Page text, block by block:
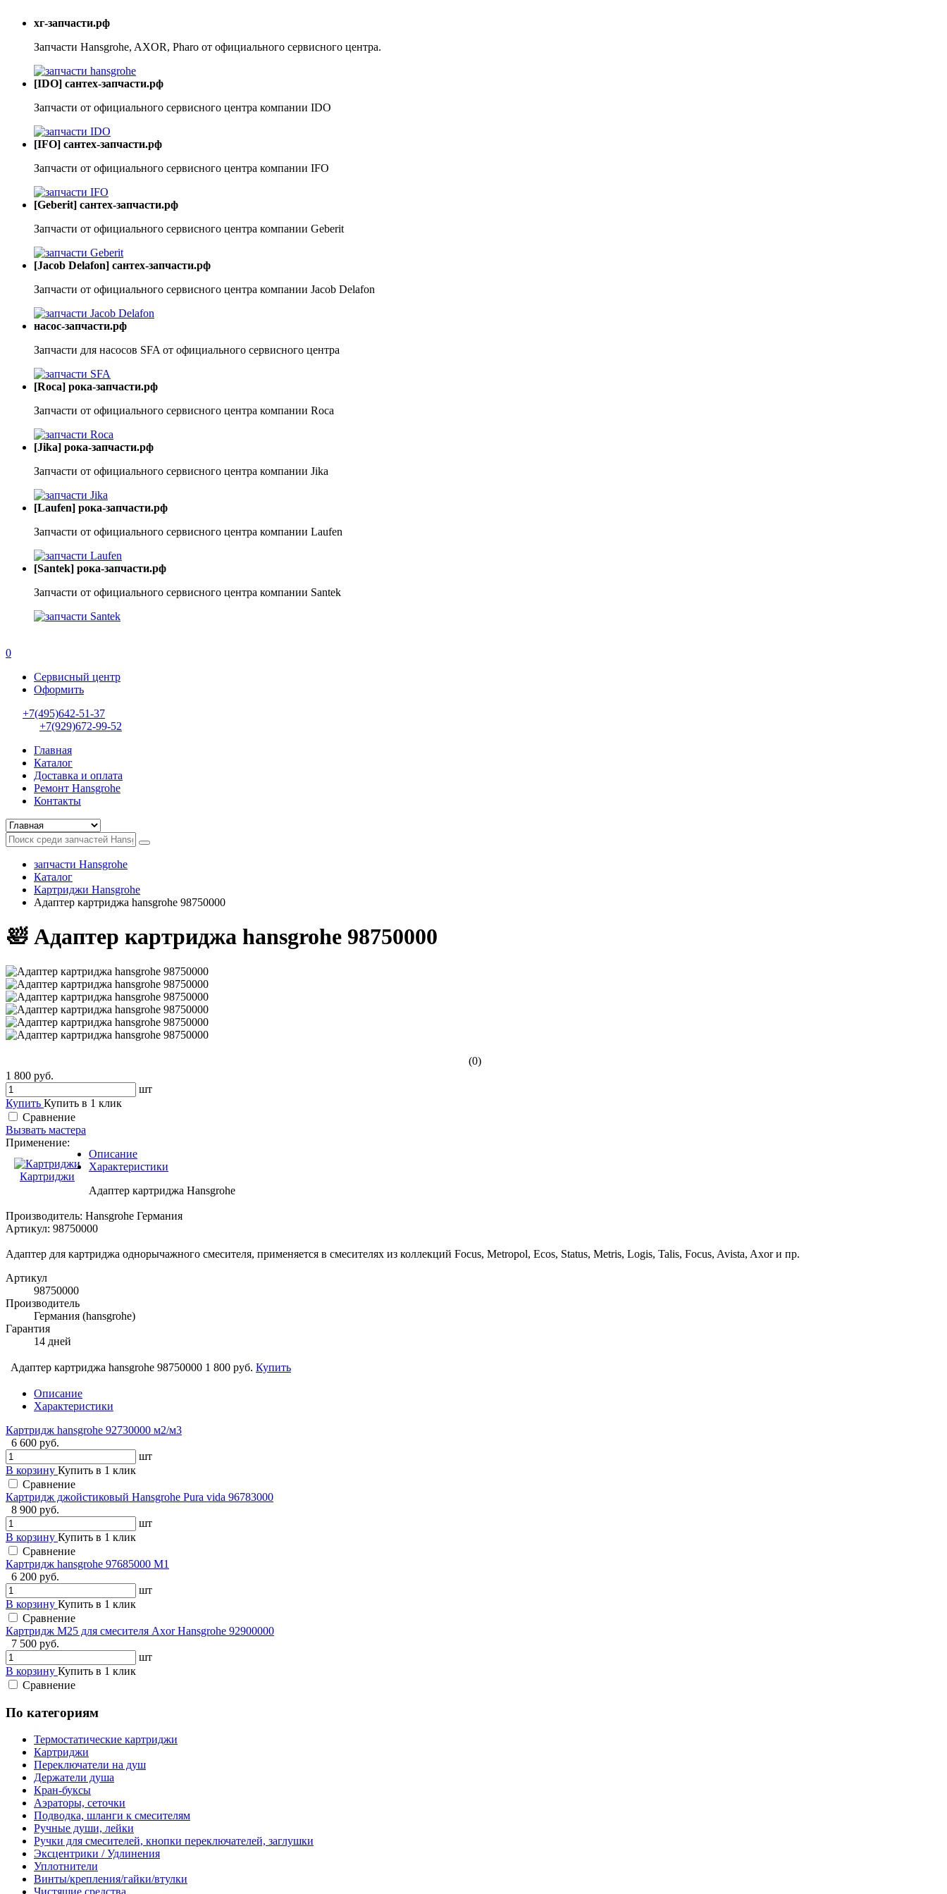
хг-запчасти.рф
Запчасти Hansgrohe, AXOR, Pharo от официального сервисного центра.
[IDO] сантех-запчасти.рф
Запчасти от официального сервисного центра компании IDO
[IFO] сантех-запчасти.рф
Запчасти от официального сервисного центра компании IFO
[Geberit] сантех-запчасти.рф
Запчасти от официального сервисного центра компании Geberit
[Jacob Delafon] сантех-запчасти.рф
Запчасти от официального сервисного центра компании Jacob Delafon
насос-запчасти.рф
Запчасти для насосов SFA от официального сервисного центра
[Roca] рока-запчасти.рф
Запчасти от официального сервисного центра компании Roca
[Jika] рока-запчасти.рф
Запчасти от официального сервисного центра компании Jika
[Laufen] рока-запчасти.рф
Запчасти от официального сервисного центра компании Laufen
[Santek] рока-запчасти.рф
Запчасти от официального сервисного центра компании Santek
0
Сервисный центр
Оформить
+7(495)642-51-37
+7(929)672-99-52
Главная
Каталог
Доставка и оплата
Ремонт Hansgrohe
Контакты
запчасти Hansgrohe
Каталог
Картриджи Hansgrohe
Адаптер картриджа hansgrohe 98750000
🛀 Адаптер картриджа hansgrohe 98750000
(0)
1 800 руб.
шт
Купить Купить в 1 клик
Сравнение
Вызвать мастера
Применение:
Картриджи
Описание
Характеристики
Адаптер картриджа Hansgrohe
Производитель: Hansgrohe Германия
Артикул: 98750000
Адаптер для картриджа однорычажного смесителя, применяется в смесителях из коллекций Focus, Metropol, Ecos, Status, Metris, Logis, Talis, Focus, Avista, Axor и пр.
Артикул
98750000
Производитель
Германия (hansgrohe)
Гарантия
14 дней
Адаптер картриджа hansgrohe 98750000 1 800 руб. Купить
Описание
Характеристики
Картридж hansgrohe 92730000 м2/м3
6 600 руб.
шт
В корзину Купить в 1 клик
Сравнение
Картридж джойстиковый Hansgrohe Pura vida 96783000
8 900 руб.
шт
В корзину Купить в 1 клик
Сравнение
Картридж hansgrohe 97685000 М1
6 200 руб.
шт
В корзину Купить в 1 клик
Сравнение
Картридж М25 для смесителя Axor Hansgrohe 92900000
7 500 руб.
шт
В корзину Купить в 1 клик
Сравнение
По категориям
Термостатические картриджи
Картриджи
Переключатели на душ
Держатели душа
Кран-буксы
Аэраторы, сеточки
Подводка, шланги к смесителям
Ручные души, лейки
Ручки для смесителей, кнопки переключателей, заглушки
Эксцентрики / Удлинения
Уплотнители
Винты/крепления/гайки/втулки